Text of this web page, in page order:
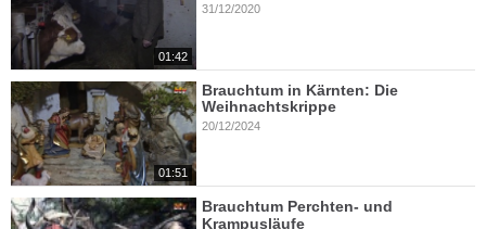
01:42
31/12/2020
01:51
Brauchtum in Kärnten: Die
Weihnachtskrippe
20/12/2024
Brauchtum Perchten- und
Krampusläufe